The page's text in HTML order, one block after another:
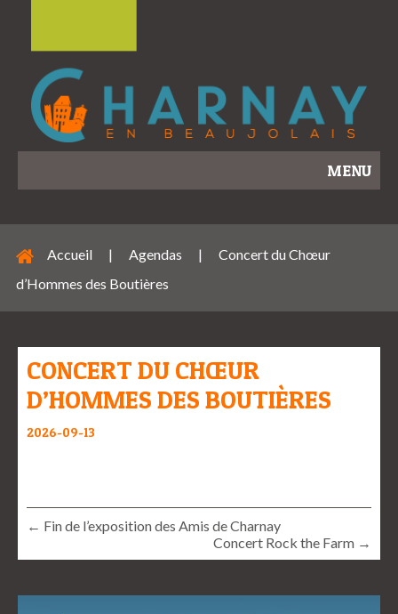
MENU
Accueil | Agendas |
Concert du Chœur
d’Hommes des Boutières
CONCERT DU CHŒUR
D’HOMMES DES BOUTIÈRES
2026-09-13
← Fin de l’exposition des Amis de Charnay
Concert Rock the Farm →